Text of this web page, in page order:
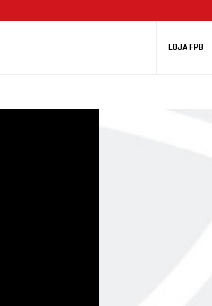
LOJA FPB